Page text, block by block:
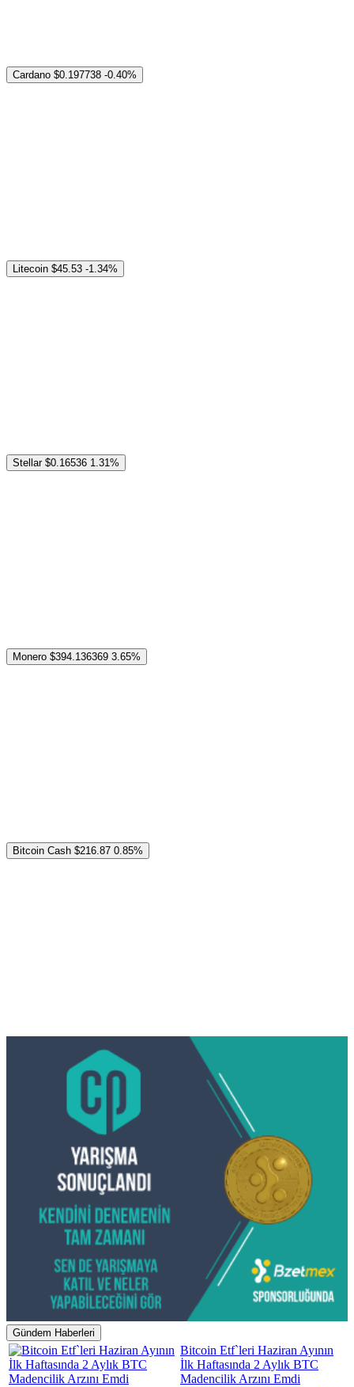
Cardano $0.197738 -0.40%
Litecoin $45.53 -1.34%
Stellar $0.16536 1.31%
Monero $394.136369 3.65%
Bitcoin Cash $216.87 0.85%
Gündem Haberleri
Bitcoin Etf`leri Haziran Ayının
İlk Haftasında 2 Aylık BTC
Madencilik Arzını Emdi